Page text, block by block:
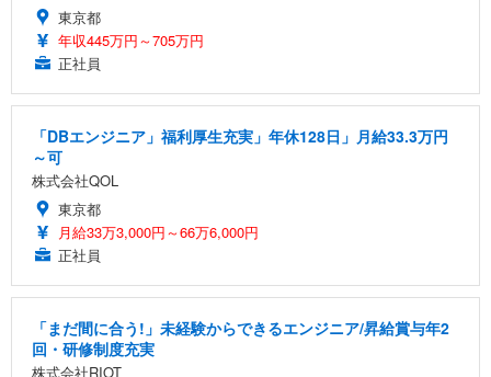
東京都
年収445万円～705万円
正社員
「DBエンジニア」福利厚生充実」年休128日」月給33.3万円
～可
株式会社QOL
東京都
月給33万3,000円～66万6,000円
正社員
「まだ間に合う!」未経験からできるエンジニア/昇給賞与年2
回・研修制度充実
株式会社RIOT